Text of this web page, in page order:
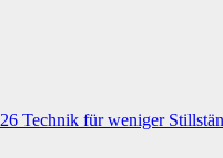
Technik für weniger